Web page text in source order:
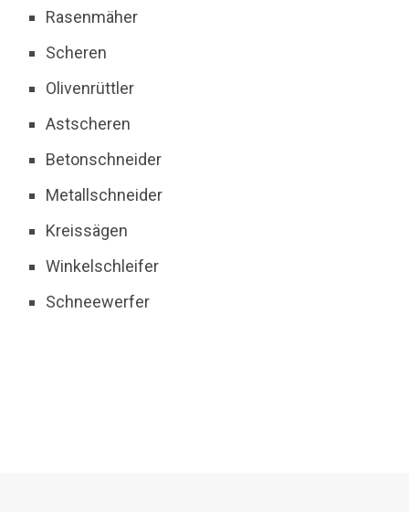
Rasenmäher
Scheren
Olivenrüttler
Astscheren
Betonschneider
Metallschneider
Kreissägen
Winkelschleifer
Schneewerfer